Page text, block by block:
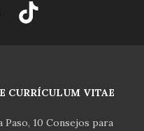
CURRÍCULUM VITAE
Paso 10 Consejos para